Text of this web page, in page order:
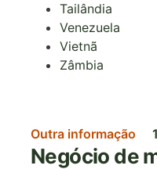
Tailândia
Venezuela
Vietnã
Zâmbia
Outra informação
Negócio de